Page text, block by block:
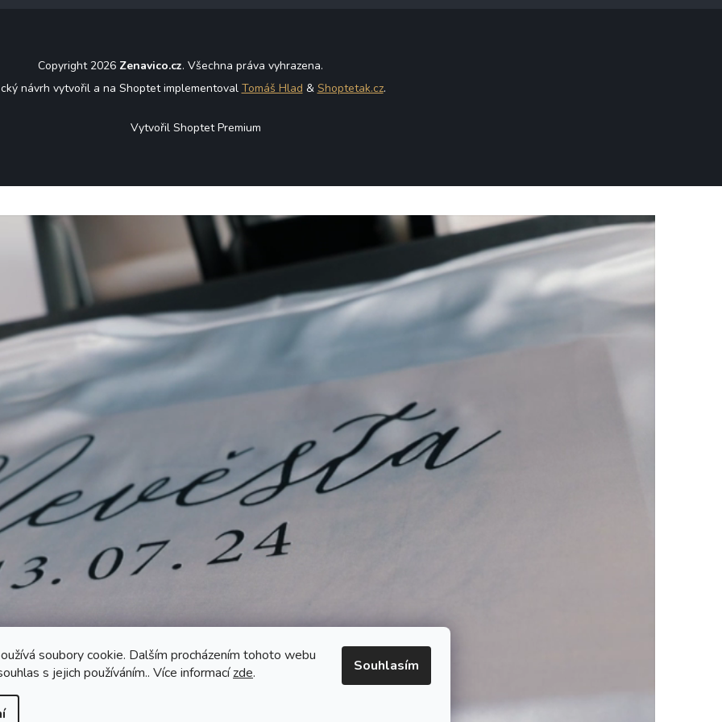
soubory cookie. Dalším procházením tohoto webu
s jejich používáním.. Více informacízde. Souhlasím
Copyright 2026 Zenavico.cz. Všechna práva vyhrazena.
návrh vytvořil a na Shoptet implementoval Tomáš Hlad & Shoptetak.cz.
Vytvořil Shoptet Premium